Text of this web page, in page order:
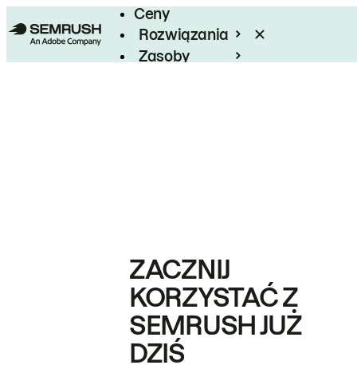
Ceny
Rozwiązania
Zasoby
ZACZNIJ
KORZYSTAĆ Z
SEMRUSH JUŻ
DZIŚ